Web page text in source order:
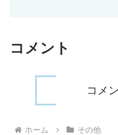
コメント
コメ
ホーム その他